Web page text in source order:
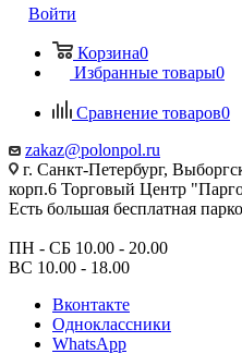
Войти
Корзина0
Избранные товары0
Сравнение товаров0
zakaz@polonpol.ru
г. Санкт-Петербург,
корп.6 Торговый Центр
Есть большая бесплатная
ПН - СБ 10.00 - 20.00
ВС 10.00 - 18.00
Вконтакте
Одноклассники
WhatsApp